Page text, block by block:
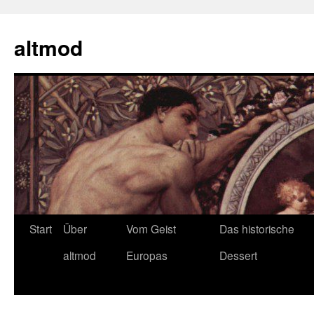
springen
altmod
Start
Über
altmod
Vom Geist
Europas
Das historische
Dessert